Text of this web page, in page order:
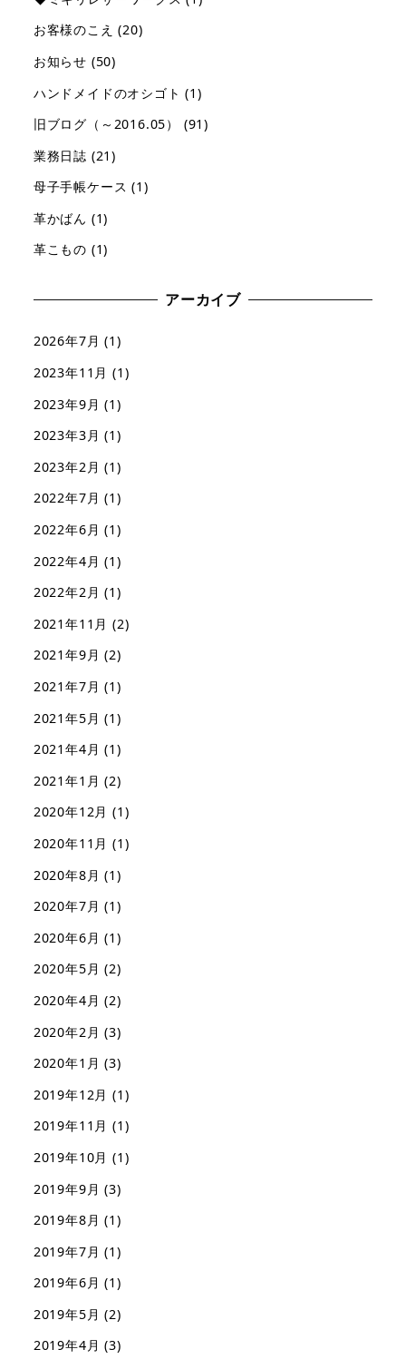
お客様のこえ (20)
お知らせ (50)
ハンドメイドのオシゴト (1)
旧ブログ（～2016.05）
(91)
業務日誌 (21)
母子手帳ケース (1)
革かばん (1)
革こもの (1)
アーカイブ
2026年7月 (1)
2023年11月 (1)
2023年9月 (1)
2023年3月 (1)
2023年2月 (1)
2022年7月 (1)
2022年6月 (1)
2022年4月 (1)
2022年2月 (1)
2021年11月 (2)
2021年9月 (2)
2021年7月 (1)
2021年5月 (1)
2021年4月 (1)
2021年1月 (2)
2020年12月 (1)
2020年11月 (1)
2020年8月 (1)
2020年7月 (1)
2020年6月 (1)
2020年5月 (2)
2020年4月 (2)
2020年2月 (3)
2020年1月 (3)
2019年12月 (1)
2019年11月 (1)
2019年10月 (1)
2019年9月 (3)
2019年8月 (1)
2019年7月 (1)
2019年6月 (1)
2019年5月 (2)
2019年4月 (3)